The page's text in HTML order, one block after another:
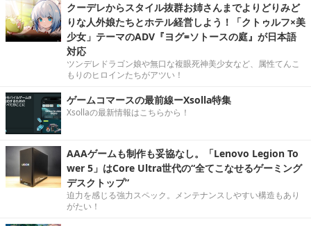
クーデレからスタイル抜群お姉さんまでよりどりみど
りな人外娘たちとホテル経営しよう！「クトゥルフ×美
少女」テーマのADV『ヨグ=ソトースの庭』が日本語
対応
ツンデレドラゴン娘や無口な複眼死神美少女など、属性てんこ
もりのヒロインたちがアツい！
ゲームコマースの最前線ーXsolla特集
Xsollaの最新情報はこちらから！
AAAゲームも制作も妥協なし。「Lenovo Legion To
wer 5」はCore Ultra世代の“全てこなせるゲーミング
デスクトップ”
迫力を感じる強力スペック。メンテナンスしやすい構造もあり
がたい！